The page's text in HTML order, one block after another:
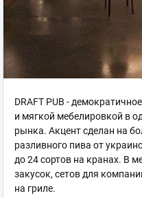
DRAFT PUB -
и мягкой мебелировкой в
рынка. Акцент сделан на
разливного пива от
до 24 сортов на кранах. В
закусок, сетов для
на гриле.